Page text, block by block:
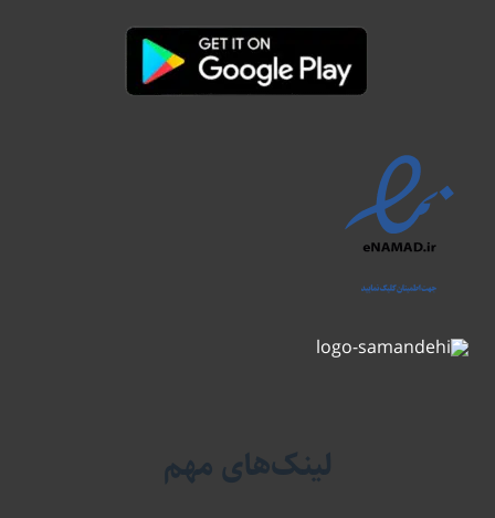
لینک‌های مهم